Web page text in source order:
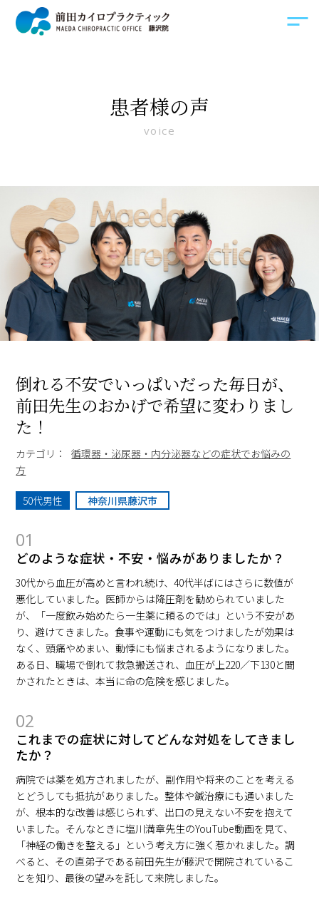
患者様の声
voice
倒れる不安でいっぱいだった毎日が、
前田先生のおかげで希望に変わりまし
た！
カテゴリ：
循環器・泌尿器・内分泌器などの症状でお悩みの
方
50代男性 神奈川県藤沢市
01
どのような症状・不安・悩みがありましたか？
30代から血圧が高めと言われ続け、40代半ばにはさらに数値が
悪化していました。医師からは降圧剤を勧められていました
が、「一度飲み始めたら一生薬に頼るのでは」という不安があ
り、避けてきました。食事や運動にも気をつけましたが効果は
なく、頭痛やめまい、動悸にも悩まされるようになりました。
ある日、職場で倒れて救急搬送され、血圧が上220／下130と聞
かされたときは、本当に命の危険を感じました。
02
これまでの症状に対してどんな対処をしてきまし
たか？
病院では薬を処方されましたが、副作用や将来のことを考える
とどうしても抵抗がありました。整体や鍼治療にも通いました
が、根本的な改善は感じられず、出口の見えない不安を抱えて
いました。そんなときに塩川満章先生のYouTube動画を見て、
「神経の働きを整える」という考え方に強く惹かれました。調
べると、その直弟子である前田先生が藤沢で開院されているこ
とを知り、最後の望みを託して来院しました。